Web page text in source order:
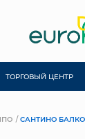
ТОРГОВЫЙ ЦЕНТР
САНТИНО